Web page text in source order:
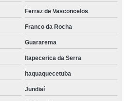
Ferraz de Vasconcelos
Franco da Rocha
Guararema
Itapecerica da Serra
Itaquaquecetuba
Jundiaí